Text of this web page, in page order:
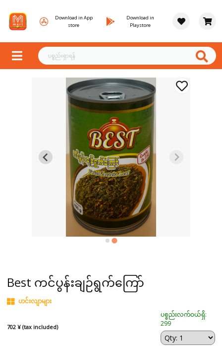
Download in App
store
Download in
Playstore
Best ကင်ပွန်းချဉ်ရွက်ကြော်
ဟင်းလျာများ
702 ¥ (tax included)
ပစ္စည်းလက်ဝယ်ရှိ:
299